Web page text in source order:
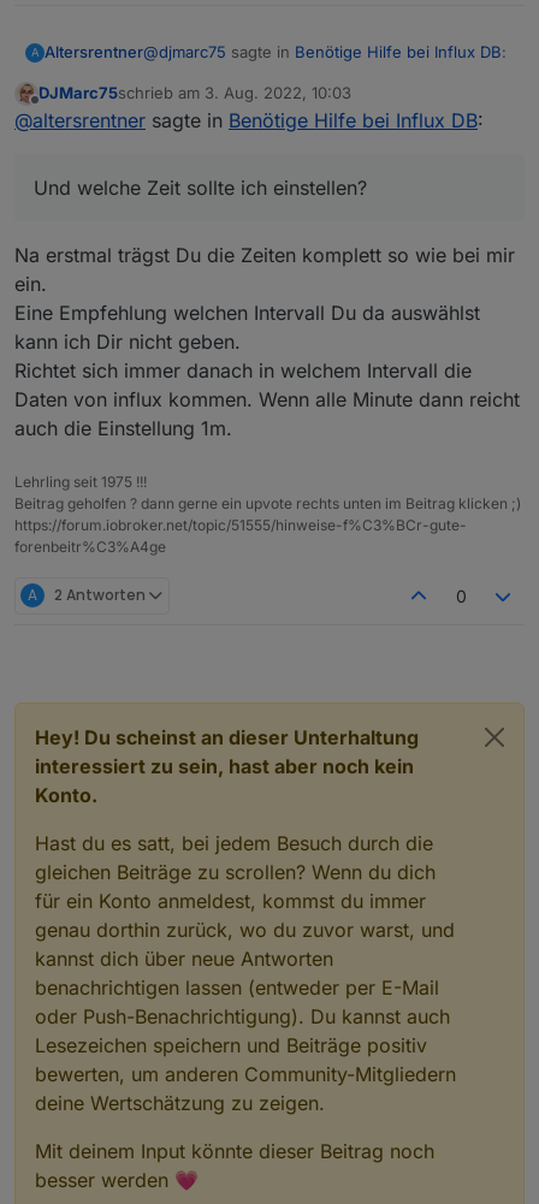
A Altersrentner@djmarc75 sagte in Benötige Hilfe bei Influx DB:
In der grafana.ini hast Du bestimmt nichts
Und welche Zeit sollte ich einstellen?
Offline
DJMarc75schrieb am 3. Aug. 2022, 10:03
zuletzt editiert von
@altersrentner sagte in Benötige Hilfe bei Influx DB:
Und welche Zeit sollte ich einstellen?
Na erstmal trägst Du die Zeiten komplett so wie bei mir
ein.
Eine Empfehlung welchen Intervall Du da auswählst
kann ich Dir nicht geben.
Richtet sich immer danach in welchem Intervall die
Daten von influx kommen. Wenn alle Minute dann reicht
auch die Einstellung 1m.
Lehrling seit 1975 !!!
Beitrag geholfen ? dann gerne ein upvote rechts unten im Beitrag klicken ;)
https://forum.iobroker.net/topic/51555/hinweise-f%C3%BCr-gute-
forenbeitr%C3%A4ge
A 2 Antworten 0
Hey! Du scheinst an dieser Unterhaltung
interessiert zu sein, hast aber noch kein
Konto.
Hast du es satt, bei jedem Besuch durch die
gleichen Beiträge zu scrollen? Wenn du dich
für ein Konto anmeldest, kommst du immer
genau dorthin zurück, wo du zuvor warst, und
kannst dich über neue Antworten
benachrichtigen lassen (entweder per E-Mail
oder Push-Benachrichtigung). Du kannst auch
Lesezeichen speichern und Beiträge positiv
bewerten, um anderen Community-Mitgliedern
deine Wertschätzung zu zeigen.
Mit deinem Input könnte dieser Beitrag noch
besser werden 💗